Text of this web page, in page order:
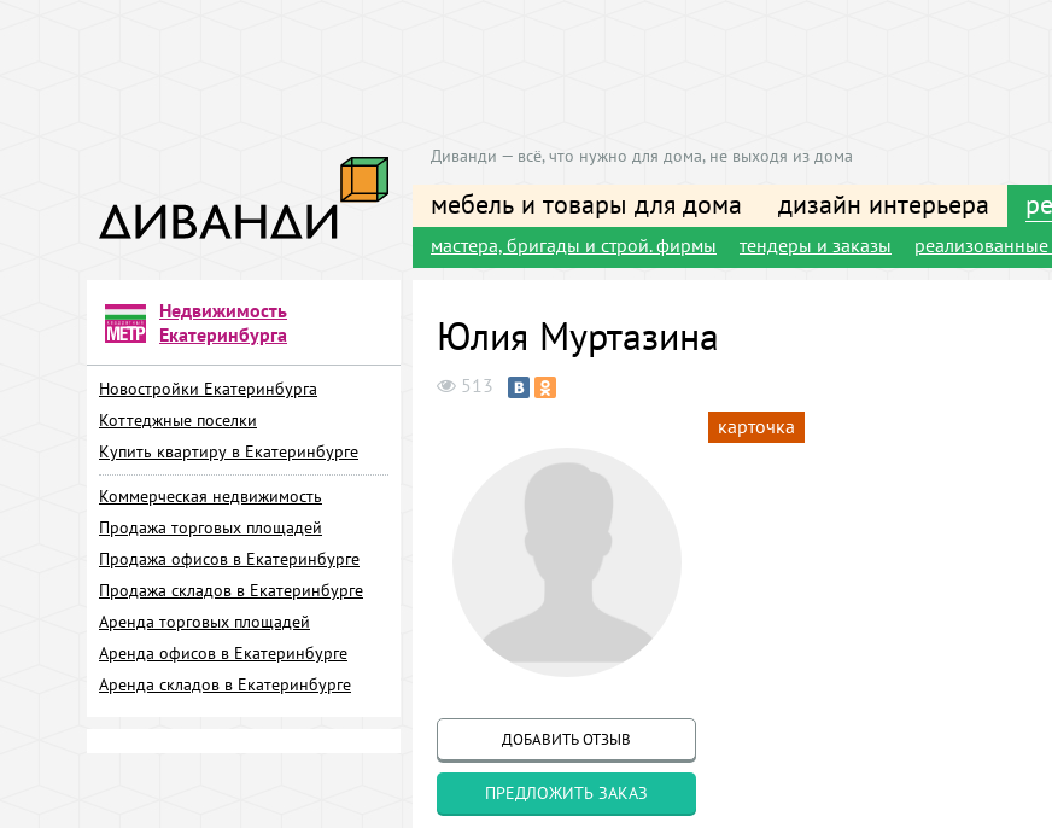
Диванди — всё, что нужно для дома, не выходя из дома
мебель и товары для дома дизайн интерьера
мастера, бригады и строй. фирмы тендеры и заказы
Недвижимость
Екатеринбурга
Новостройки Екатеринбурга
Коттеджные поселки
Купить квартиру в Екатеринбурге
Коммерческая недвижимость
Продажа торговых площадей
Продажа офисов в Екатеринбурге
Продажа складов в Екатеринбурге
Аренда торговых площадей
Аренда офисов в Екатеринбурге
Аренда складов в Екатеринбурге
Юлия Муртазина
513
ДОБАВИТЬ ОТЗЫВ
ПРЕДЛОЖИТЬ ЗАКАЗ
карточка